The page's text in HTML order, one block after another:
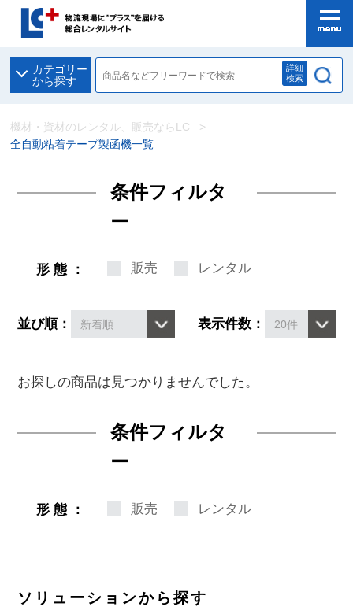
カテゴリー
から探す
詳細
検索
機材・資材のレンタル、販売ならLC
全自動粘着テープ製函機一覧
条件フィルタ
ー
形態： 販売 レンタル
並び順： 表示件数：
お探しの商品は見つかりませんでした。
条件フィルタ
ー
形態： 販売 レンタル
ソリューションから探す